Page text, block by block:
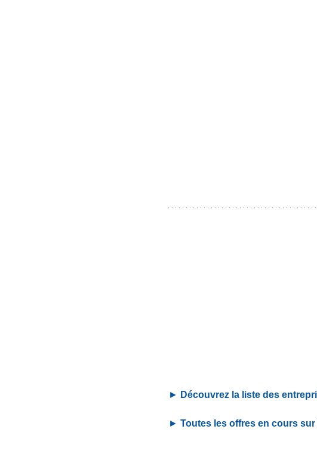
► Découvrez la liste des
► Toutes les offres en cours